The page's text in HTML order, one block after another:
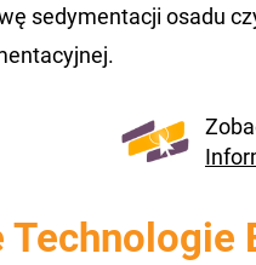
sedymentacji osadu
Technologie